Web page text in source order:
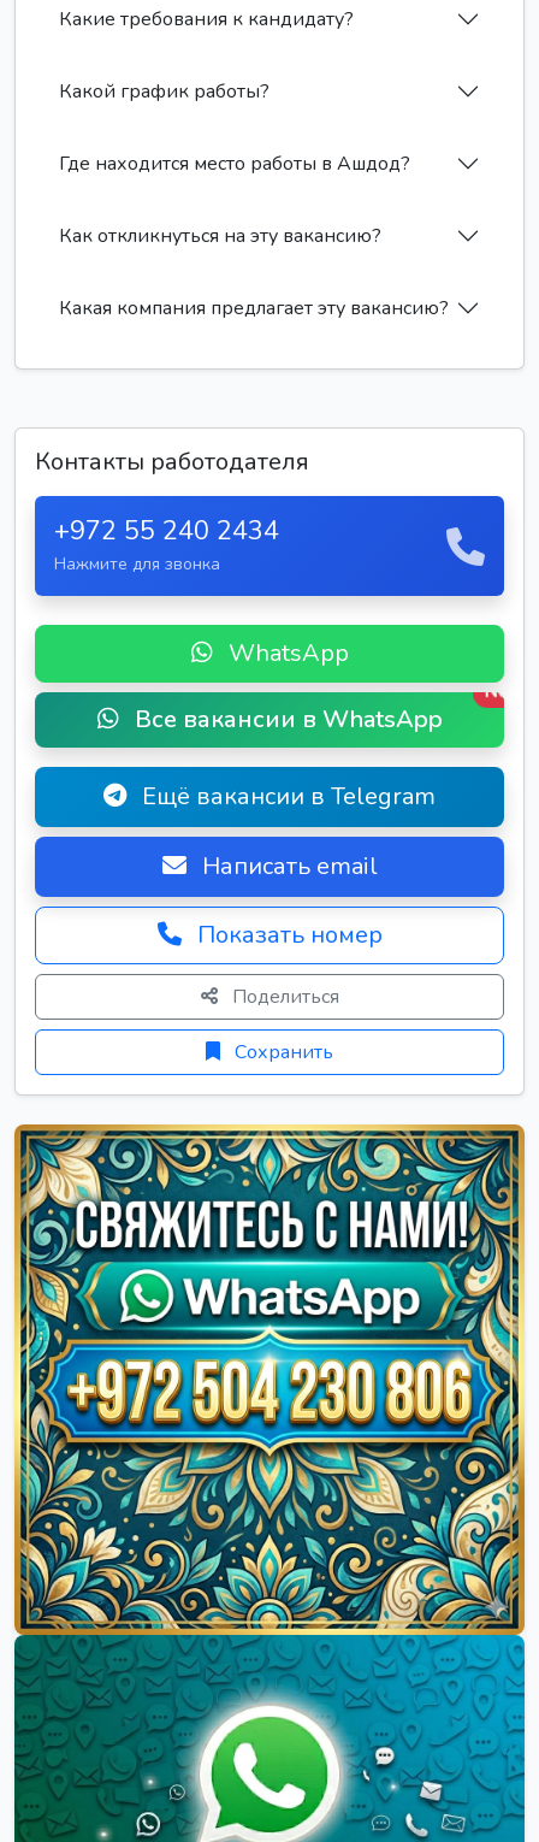
Какие требования к кандидату?
Какой график работы?
Где находится место работы в Ашдод?
Как откликнуться на эту вакансию?
Какая компания предлагает эту вакансию?
Контакты работодателя
+972 55 240 2434
Нажмите для звонка
WhatsApp
Все вакансии в WhatsApp
New
Ещё вакансии в Telegram
Написать email
Показать номер
Поделиться
Сохранить